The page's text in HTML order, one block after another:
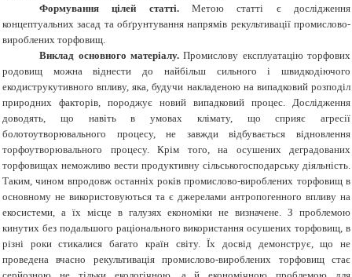
Формування цілей статті.Метою статті є дослідження
концептуальних засад та обґрунтування напрямів рекультивації промислово-
вироблених торфовищ.
Виклад основного матеріалу.Промислову експлуатацію торфових
родовищ можна віднести до найбільш сильного і швидкодіючого
екодиструкутивного впливу, яка, будучи накладеною на випадковий розподіл
природних факторів, породжує новий випадковий процес. Дослідження
доводять, що навіть в умовах клімату, що сприяє агресії
болотоутворювального процесу, не завжди відбувається відновлення
торфоутворювального процесу. Крім того, на осушених деградованих
торфовищах неможливо вести продуктивну сільськогосподарську діяльність.
Таким, чином впродовж останніх років промислово-вироблених торфовищ в
основному не використовуються та є джерелами антропогенного впливу на
екосистеми, а їх місце в галузях економіки не визначене. З проблемою
кинутих без подальшого раціонального використання осушених торфовищ, в
різні роки стикалися багато країн світу. Їх досвід демонструє, що не
проведена вчасно рекультивація промислово-вироблених торфовищ стає